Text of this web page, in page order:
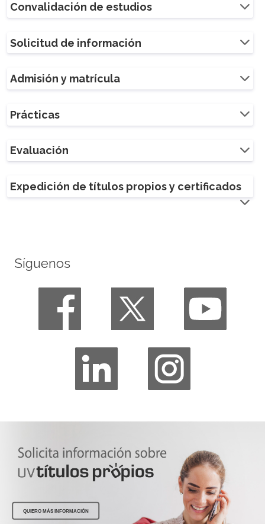
Convalidación de estudios
Solicitud de información
Admisión y matrícula
Prácticas
Evaluación
Expedición de títulos propios y certificados
Síguenos
QUIERO MÁS INFORMACIÓN